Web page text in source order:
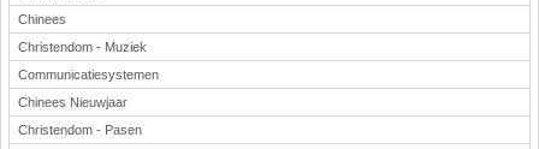
Chinees
Christendom - Muziek
Communicatiesystemen
Chinees Nieuwjaar
Christendom - Pasen